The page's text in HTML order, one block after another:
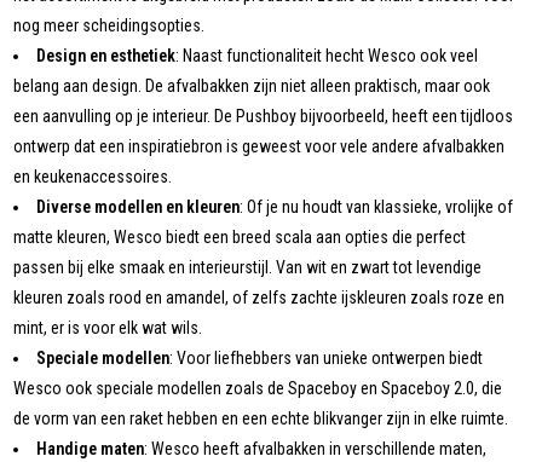
nog meer scheidingsopties.
Design en esthetiek: Naast functionaliteit hecht Wesco ook veel
belang aan design. De afvalbakken zijn niet alleen praktisch, maar ook
een aanvulling op je interieur. De Pushboy bijvoorbeeld, heeft een tijdloos
ontwerp dat een inspiratiebron is geweest voor vele andere afvalbakken
en keukenaccessoires.
Diverse modellen en kleuren: Of je nu houdt van klassieke, vrolijke of
matte kleuren, Wesco biedt een breed scala aan opties die perfect
passen bij elke smaak en interieurstijl. Van wit en zwart tot levendige
kleuren zoals rood en amandel, of zelfs zachte ijskleuren zoals roze en
mint, er is voor elk wat wils.
Speciale modellen: Voor liefhebbers van unieke ontwerpen biedt
Wesco ook speciale modellen zoals de Spaceboy en Spaceboy 2.0, die
de vorm van een raket hebben en een echte blikvanger zijn in elke ruimte.
Handige maten: Wesco heeft afvalbakken in verschillende maten,